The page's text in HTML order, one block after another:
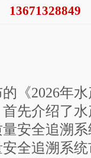
13671328849
2026年水
先介绍了
安全追溯
全追溯系